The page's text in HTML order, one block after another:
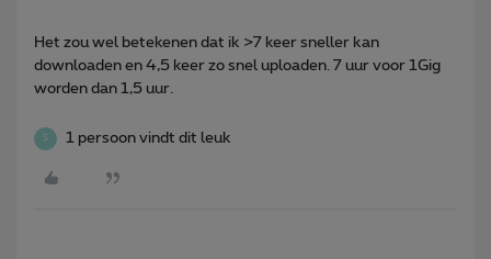
Het zou wel betekenen dat ik >7 keer sneller kan
downloaden en 4,5 keer zo snel uploaden. 7 uur voor 1Gig
worden dan 1,5 uur.
S 1 persoon vindt dit leuk